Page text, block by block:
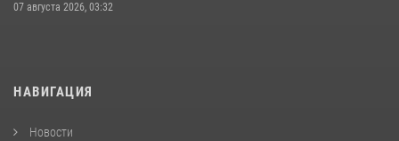
07 августа 2026, 03:32
НАВИГАЦИЯ
Новости